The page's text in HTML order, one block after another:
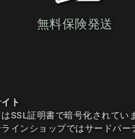
無料保険発送
ト
SSL証明書で暗号化されてい
インショップではサードパー